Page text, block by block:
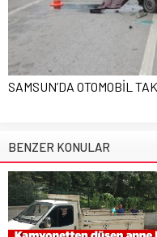
SAMSUN’DA OTOMOBİL
BENZER KONULAR